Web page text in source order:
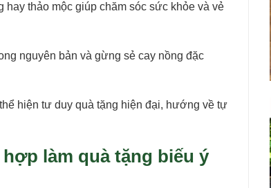
thảo mộc giúp chăm sóc sức khỏe và vẻ
nguyên bản và gừng sẻ cay nồng đặc
hiện tư duy quà tặng hiện đại, hướng về tự
làm quà tặng biếu ý